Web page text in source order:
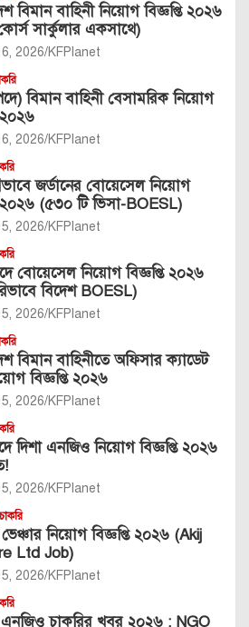
বিমান বাহিনী নিয়োগ বিজ্ঞপ্তি ২০২৬
সার্কুলার একসাথে)
2026 KFPlanet
বিমান বাহিনী বেসামরিক নিয়োগ
২০২৬
2026 KFPlanet
জর্ডানের বোয়েসেল নিয়োগ
২০২৬ (৫৩০ টি ভিসা-BOESL)
2026 KFPlanet
বোয়েসেল নিয়োগ বিজ্ঞপ্তি ২০২৬
বিদেশ BOESL)
2026 KFPlanet
বিমান বাহিনীতে অফিসার ক্যাডেট
বিজ্ঞপ্তি ২০২৬
2026 KFPlanet
দিশা এনজিও নিয়োগ বিজ্ঞপ্তি ২০২৬
2026 KFPlanet
নিয়োগ বিজ্ঞপ্তি ২০২৬ (Akij
Ltd Job)
2026 KFPlanet
চাকরির খবর ২০২৬ : NGO